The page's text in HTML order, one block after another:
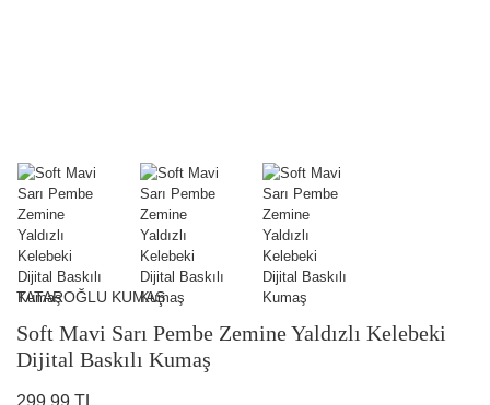
TATAROĞLU KUMAŞ
Soft Mavi Sarı Pembe Zemine Yaldızlı Kelebeki
Dijital Baskılı Kumaş
299,99 TL